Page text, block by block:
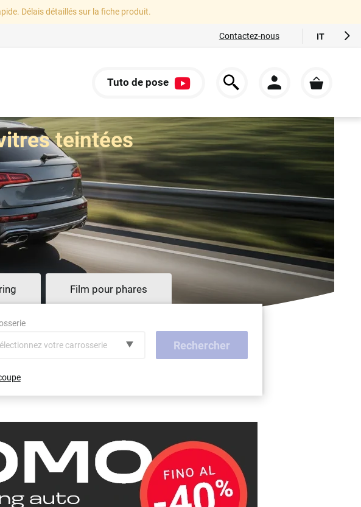
Délais détaillés sur la fiche produit.
Contactez-nous IT
DE
Tuto de pose
teintées
Film pour phares
votre carrosserie Rechercher